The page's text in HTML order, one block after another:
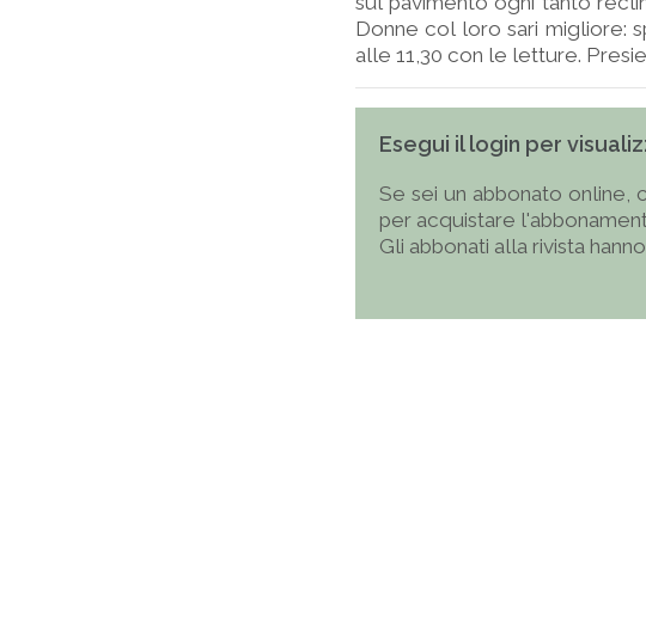
Donne col loro sari migliore:
alle 11,30 con le letture.
Esegui il login per
Se sei un abbonato online,
per acquistare
Gli abbonati alla rivista